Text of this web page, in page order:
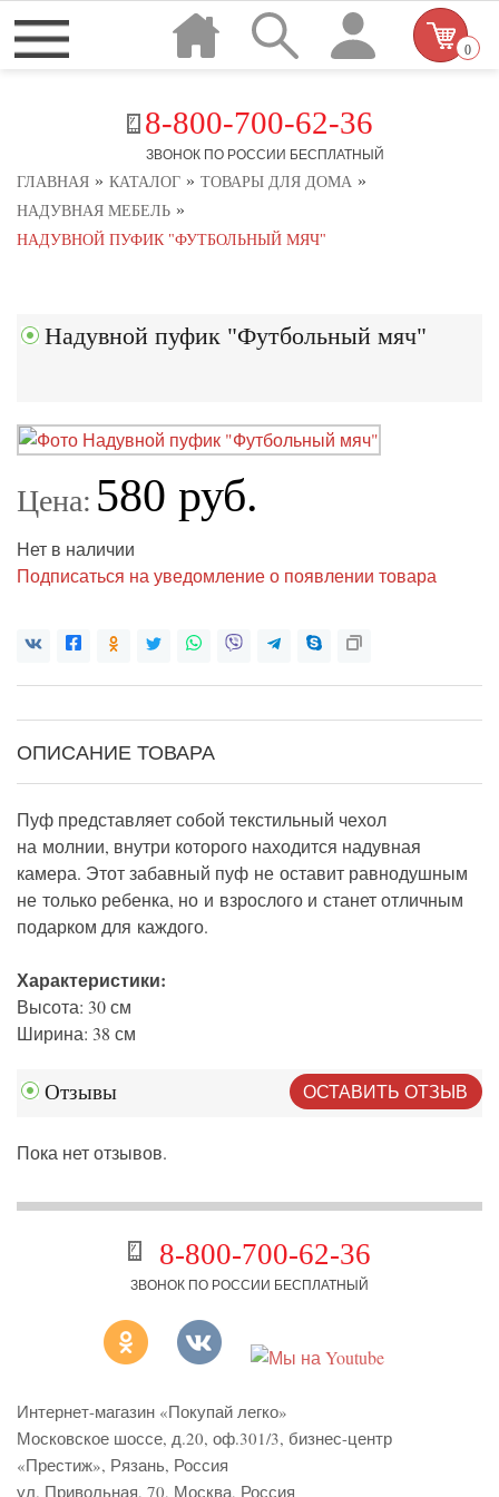
8-800-700-62-36
ЗВОНОК ПО РОССИИ БЕСПЛАТНЫЙ
0
ГЛАВНАЯ » КАТАЛОГ » ТОВАРЫ ДЛЯ ДОМА »
НАДУВНАЯ МЕБЕЛЬ »
НАДУВНОЙ ПУФИК "ФУТБОЛЬНЫЙ МЯЧ"
Надувной пуфик "Футбольный мяч"
Цена: 580 руб.
Нет в наличии
Подписаться на уведомление о появлении товара
ОПИСАНИЕ ТОВАРА
Пуф представляет собой текстильный чехол
на молнии, внутри которого находится надувная
камера. Этот забавный пуф не оставит равнодушным
не только ребенка, но и взрослого и станет отличным
подарком для каждого.
Характеристики:
Высота: 30 см
Ширина: 38 см
Отзывы ОСТАВИТЬ ОТЗЫВ
Пока нет отзывов.
8-800-700-62-36
ЗВОНОК ПО РОССИИ БЕСПЛАТНЫЙ
Интернет-магазин «Покупай легко»
Московское шоссе, д.20, оф.301/3, бизнес-центр
«Престиж», Рязань, Россия
ул. Привольная, 70, Москва, Россия